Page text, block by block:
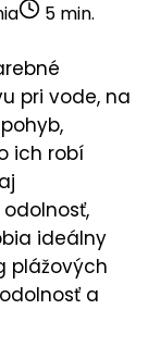
5 min.
pri vode, na
pohyb,
ich robí
aj
ideálny
plážových
odolnosťa